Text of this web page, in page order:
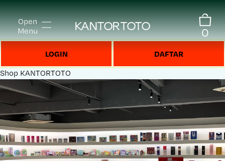
Open
Menu
KANTORTOTO 0
LOGIN DAFTAR
Shop KANTORTOTO